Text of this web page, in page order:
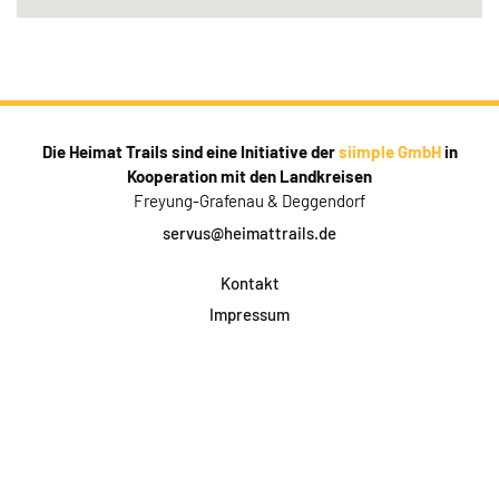
Die Heimat Trails sind eine Initiative dersiimple GmbHin
Kooperation mit den Landkreisen
Freyung-Grafenau & Deggendorf
servus@heimattrails.de
Kontakt
Impressum